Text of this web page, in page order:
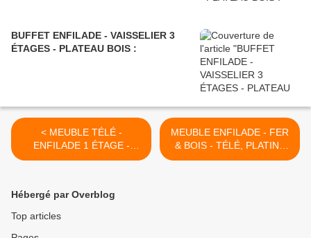
BUFFET ENFILADE - VAISSELIER 3
ÉTAGES - PLATEAU BOIS :
< MEUBLE TÉLÉ -
ENFILADE 1 ÉTAGE -
PLATEAU BOIS :
MEUBLE ENFILADE - FER
& BOIS - TÉLÉ, PLATINE
ou 33 TOURS : >
Hébergé par Overblog
Top articles